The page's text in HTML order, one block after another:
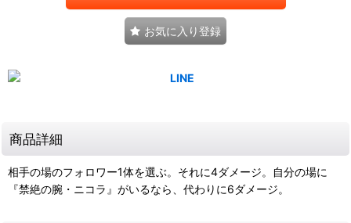
お気に入り登録
商品詳細
相手の場のフォロワー1体を選ぶ。それに4ダメージ。自分の場に
『禁絶の腕・ニコラ』がいるなら、代わりに6ダメージ。